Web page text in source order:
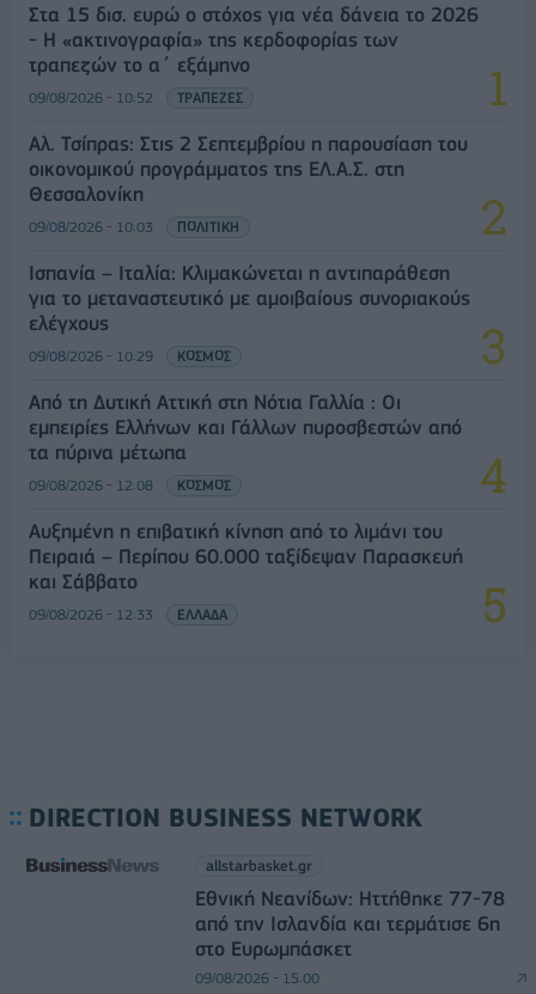
Στα 15 δισ. ευρώ ο στόχος για νέα δάνεια το 2026
- Η «ακτινογραφία» της κερδοφορίας των
τραπεζών το α΄ εξάμηνο
09/08/2026 - 10:52 ΤΡΑΠΕΖΕΣ
Αλ. Τσίπρας: Στις 2 Σεπτεμβρίου η παρουσίαση του
οικονομικού προγράμματος της ΕΛ.Α.Σ. στη
Θεσσαλονίκη
09/08/2026 - 10:03 ΠΟΛΙΤΙΚΗ
Ισπανία – Ιταλία: Κλιμακώνεται η αντιπαράθεση
για το μεταναστευτικό με αμοιβαίους συνοριακούς
ελέγχους
09/08/2026 - 10:29 ΚΟΣΜΟΣ
Από τη Δυτική Αττική στη Νότια Γαλλία : Οι
εμπειρίες Ελλήνων και Γάλλων πυροσβεστών από
τα πύρινα μέτωπα
09/08/2026 - 12:08 ΚΟΣΜΟΣ
Αυξημένη η επιβατική κίνηση από το λιμάνι του
Πειραιά – Περίπου 60.000 ταξίδεψαν Παρασκευή
και Σάββατο
09/08/2026 - 12:33 ΕΛΛΑΔΑ
DIRECTION BUSINESS NETWORK
allstarbasket.gr
Εθνική Νεανίδων: Ηττήθηκε 77-78
από την Ισλανδία και τερμάτισε 6η
στο Ευρωμπάσκετ
09/08/2026 - 15:00